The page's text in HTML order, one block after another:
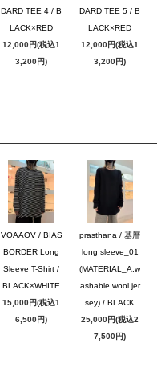
DARD TEE 4 / B
LACK×RED
12,000円(税込1
3,200円)
DARD TEE 5 / B
LACK×RED
12,000円(税込1
3,200円)
VOAAOV / BIAS
BORDER Long
Sleeve T-Shirt /
BLACK×WHITE
15,000円(税込1
6,500円)
prasthana / 基層
long sleeve_01
(MATERIAL_A:w
ashable wool jer
sey) / BLACK
25,000円(税込2
7,500円)